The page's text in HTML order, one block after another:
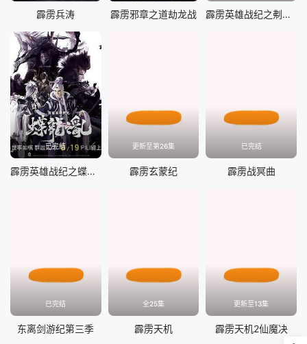
霹雳兵涛 霹雳邪章之道劫龙战 霹雳英雄战纪之刜伐世界
已完结
霹雳英雄战纪之蝶龙之乱
更新至第26集
霹雳玄蒙纪
已完结
霹雳战冥曲
已完结
东离剑游纪第三季
全25集
霹雳天机
更新至13集
霹雳天机2仙魔决